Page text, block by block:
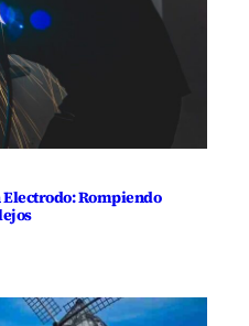
Rompiendo